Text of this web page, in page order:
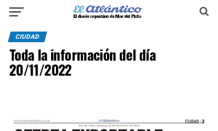
CIUDAD
Toda la información del día
20/11/2022